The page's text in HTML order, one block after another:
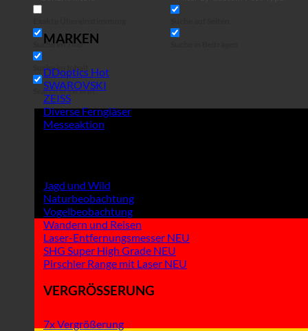
Suche im Titel
Suche im Inhalt
Search in excerpt
MARKEN
DDoptics
SWAROVSKI
ZEISS
Diverse Ferngläser
Messeaktion
Jagd und Wild
Naturbeobachtung
Vogelbeobachtung
Wandern und Reisen
Laser-Entfernungsmesser
SHG Super High Grade
Pirschler Range mit Laser
VERGRÖSSERUNG
7x Vergrößerung